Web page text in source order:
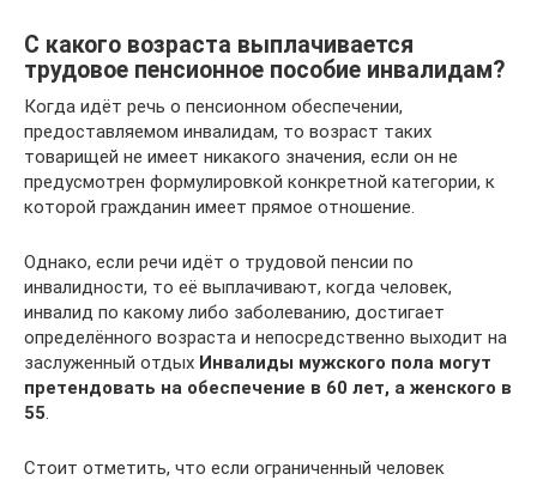
С какого возраста выплачивается
трудовое пенсионное пособие инвалидам?
Когда идёт речь о пенсионном обеспечении,
предоставляемом инвалидам, то возраст таких
товарищей не имеет никакого значения, если он не
предусмотрен формулировкой конкретной категории, к
которой гражданин имеет прямое отношение.
Однако, если речи идёт о трудовой пенсии по
инвалидности, то её выплачивают, когда человек,
инвалид по какому либо заболеванию, достигает
определённого возраста и непосредственно выходит на
заслуженный отдых Инвалиды мужского пола могут
претендовать на обеспечение в 60 лет, а женского в
55.
Стоит отметить, что если ограниченный человек